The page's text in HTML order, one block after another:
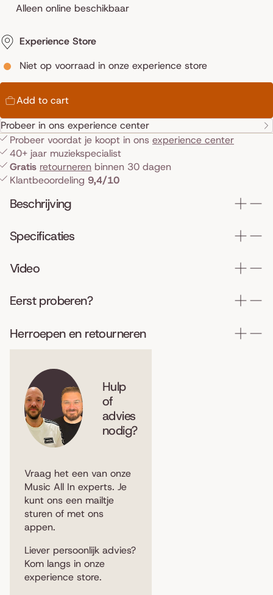
Alleen online beschikbaar
Experience Store
Niet op voorraad in onze experience store
Add to cart
Probeer in ons experience center
Probeer voordat je koopt in ons experience center
40+ jaar muziekspecialist
Gratis retourneren binnen 30 dagen
Klantbeoordeling 9,4/10
Beschrijving
Specificaties
Video
Eerst proberen?
Herroepen en retourneren
Hulp
of
advies
nodig?
Vraag het een van onze
Music All In experts. Je
kunt ons een mailtje
sturen of met ons
appen.
Liever persoonlijk advies?
Kom langs in onze
experience store.